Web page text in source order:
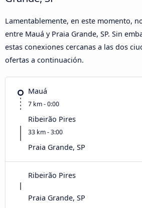
Lamentablemente, en este momento,
entre Mauá y Praia Grande, SP. Sin
estas conexiones cercanas a las dos
ofertas a continuación.
Mauá
7 km - 0:00
Ribeirão Pires
33 km - 3:00
Praia Grande, SP
Ribeirão Pires
Praia Grande, SP